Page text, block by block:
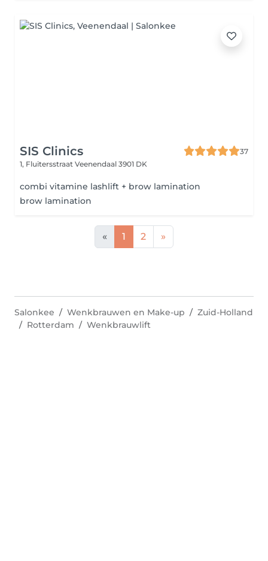
SIS Clinics
37
1, Fluitersstraat Veenendaal 3901 DK
combi vitamine lashlift + brow lamination
brow lamination
« 1 2 »
Salonkee Wenkbrauwen en Make-up
Zuid-Holland
Rotterdam
Wenkbrauwlift